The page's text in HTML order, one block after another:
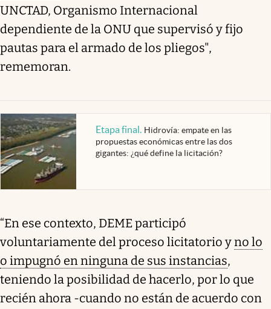
UNCTAD, Organismo Internacional
dependiente de la ONU que supervisó y fijo
pautas para el armado de los pliegos",
rememoran.
Etapa final. Hidrovía: empate en las
propuestas económicas entre las dos
gigantes: ¿qué define la licitación?
“En ese contexto, DEME participó
voluntariamente del proceso licitatorio yno lo
o impugnó en ninguna de sus instancias,
teniendo la posibilidad de hacerlo, por lo que
recién ahora -cuando no están de acuerdo con